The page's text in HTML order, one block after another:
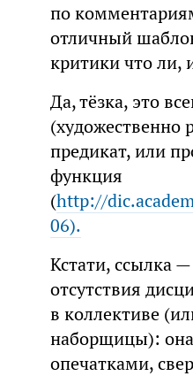
по
отличный
критики что ли,
Да, тёзка, это
(художественно
предикат, или
функция
(http://
06).
Кстати, ссылка
отсутствия
в коллективе
наборщицы):
опечатками,